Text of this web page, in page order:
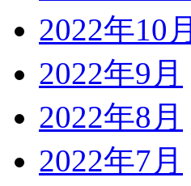
2022年10月
2022年9月
2022年8月
2022年7月